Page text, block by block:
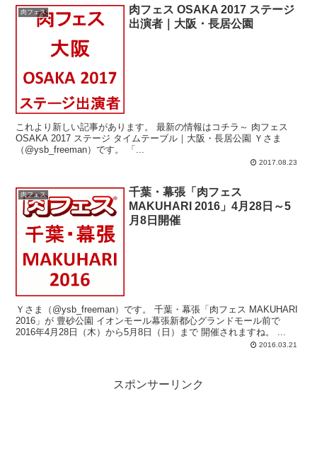
肉フェス
肉フェス OSAKA 2017 ステージ
出演者｜大阪・長居公園
これより新しい記事があります。 最新の情報はコチラ～ 肉フェス
OSAKA 2017 ステージ タイムテーブル｜大阪・長居公園 Ｙさま
（@ysb_freeman）です。 「...
2017.08.23
肉フェス
千葉・幕張「肉フェス
MAKUHARI 2016」4月28日～5
月8日開催
Ｙさま（@ysb_freeman）です。 千葉・幕張「肉フェス MAKUHARI
2016」が 豊砂公園 イオンモール幕張新都心グランドモール前で
2016.03.21
スポンサーリンク